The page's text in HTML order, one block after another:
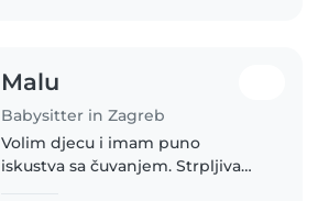
Malu
Babysitter in Zagreb
Volim djecu i imam puno
iskustva sa čuvanjem. Strpljiva